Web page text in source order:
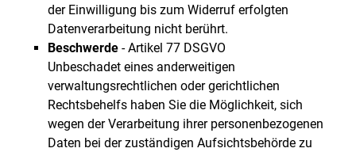
der Einwilligung bis zum Widerruf erfolgten
Datenverarbeitung nicht berührt.
Beschwerde - Artikel 77 DSGVO
Unbeschadet eines anderweitigen
verwaltungsrechtlichen oder gerichtlichen
Rechtsbehelfs haben Sie die Möglichkeit, sich
wegen der Verarbeitung ihrer personenbezogenen
Daten bei der zuständigen Aufsichtsbehörde zu